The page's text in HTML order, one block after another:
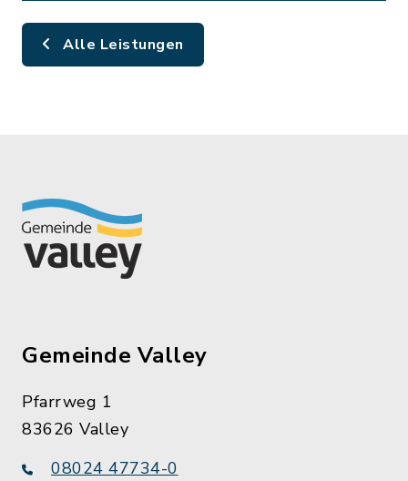
Alle Leistungen
Gemeinde Valley
Pfarrweg 1
83626 Valley
08024 47734-0